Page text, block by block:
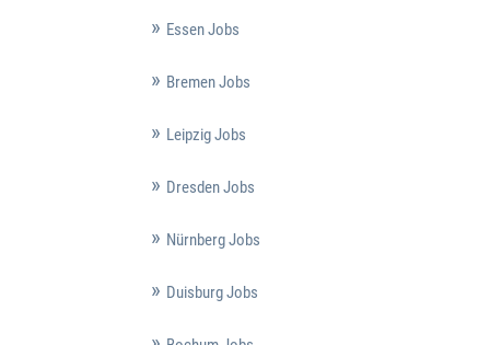
Essen Jobs
Bremen Jobs
Leipzig Jobs
Dresden Jobs
Nürnberg Jobs
Duisburg Jobs